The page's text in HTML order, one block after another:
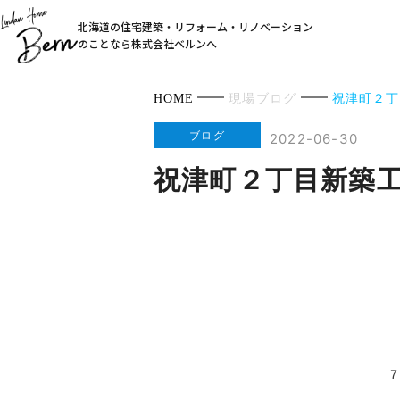
北海道の住宅建築・リフォーム・リノベーション
のことなら株式会社ベルンへ
HOME 現場ブログ 祝津町２
ブログ 2022-06-30
祝津町２丁目新築